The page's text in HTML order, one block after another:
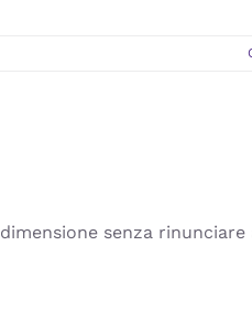
senza rinunciare